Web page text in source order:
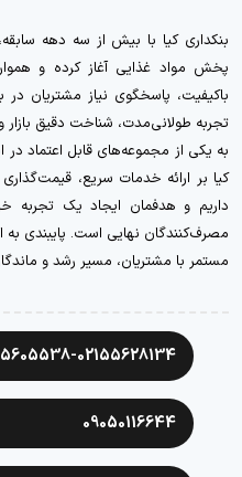
پخش مواد غذایی آغاز کرده و
باکیفیت، پاسخگوی نیاز مشتریان
تجربه طولانی‌مدت، شناخت دقیق بازار و
به یکی از مجموعه‌های قابل اعتماد
کیا بر ارائه خدمات سریع،
داریم و هدفمان ایجاد یک تجربه
مصرف‌کنندگان نهایی است. پایبندی
مستمر با مشتریان، مسیر رشد و
02155628134
09050116644